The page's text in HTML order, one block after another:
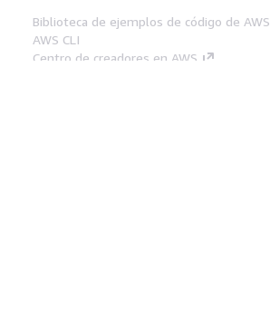
Biblioteca de ejemplos de código de AWS
AWS CLI
Centro de creadores en AWS